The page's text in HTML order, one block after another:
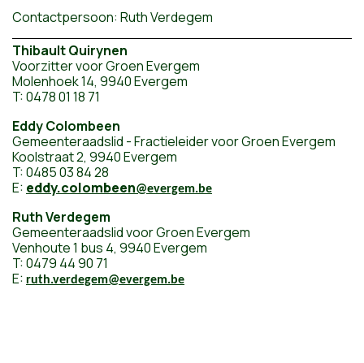
Contactpersoon: Ruth Verdegem
Thibault Quirynen
Voorzitter voor Groen Evergem
Molenhoek 14, 9940 Evergem
T: 0478 01 18 71
Eddy Colombeen
Gemeenteraadslid - Fractieleider voor Groen Evergem
Koolstraat 2, 9940 Evergem
T: 0485 03 84 28
E: eddy.colombeen@evergem.be
Ruth Verdegem
Gemeenteraadslid voor Groen Evergem
Venhoute 1 bus 4, 9940 Evergem
T: 0479 44 90 71
E: ruth.verdegem@evergem.be